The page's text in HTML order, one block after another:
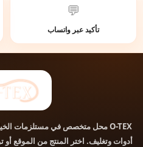
💬
تأكيد عبر واتساب
O-TEXمحل متخصص في مستلزمات
أدوات وتغليف. اختر المنتج من الموقع